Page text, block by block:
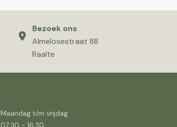
Bezoek ons
Almelosestraat 88
Raalte
Maandag t/m vrijdag
07:30 - 16:30